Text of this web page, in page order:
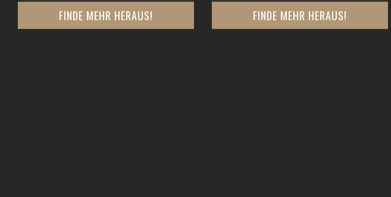
FINDE MEHR HERAUS! FINDE MEHR HERAUS!